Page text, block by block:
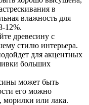
в
влажность для
12%.
древесину с
стилю интерьера.
для акцентных
больших
может быть
его можно
или лака.